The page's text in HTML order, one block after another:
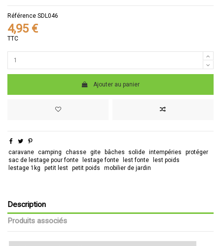
Référence SDL046
4,95 €
TTC
Ajouter au panier
caravane camping chasse gite bâches solide intempéries
protéger
sac de lestage pour fonte
lestage fonte lest fonte
lest poids
lestage 1kg
petit lest petit poids mobilier de jardin
Description
Produits associés